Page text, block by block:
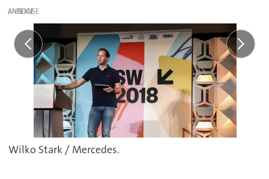
ANZEIGE
Wilko Stark / Mercedes.